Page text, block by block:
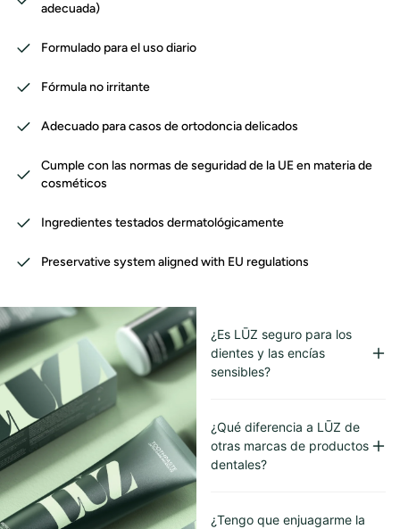
adecuada)
Formulado para el uso diario
Fórmula no irritante
Adecuado para casos de ortodoncia delicados
Cumple con las normas de seguridad de la UE en materia de
cosméticos
Ingredientes testados dermatológicamente
Preservative system aligned with EU regulations
¿Es LŪZ seguro para los
dientes y las encías
sensibles?
¿Qué diferencia a LŪZ de
otras marcas de productos
dentales?
¿Tengo que enjuagarme la